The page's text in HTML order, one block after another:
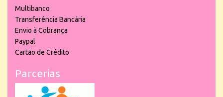
Multibanco
Transferência Bancária
Envio à Cobrança
Paypal
Cartão de Crédito
Parcerias